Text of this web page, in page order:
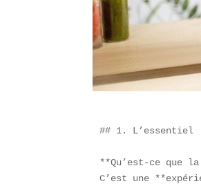
## 1. L’essentiel
**Qu’est-ce que
C’est une